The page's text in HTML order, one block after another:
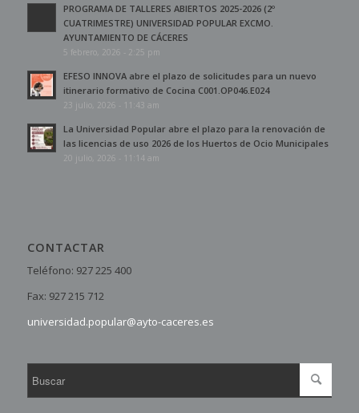
PROGRAMA DE TALLERES ABIERTOS 2025-2026 (2º
CUATRIMESTRE) UNIVERSIDAD POPULAR EXCMO.
AYUNTAMIENTO DE CÁCERES
5 febrero, 2026 - 2:25 pm
EFESO INNOVA abre el plazo de solicitudes para un nuevo
itinerario formativo de Cocina C001.OP046.E024
23 julio, 2026 - 11:43 am
La Universidad Popular abre el plazo para la renovación de
las licencias de uso 2026 de los Huertos de Ocio Municipales
20 julio, 2026 - 11:14 am
CONTACTAR
Teléfono: 927 225 400
Fax: 927 215 712
universidad.popular@ayto-caceres.es